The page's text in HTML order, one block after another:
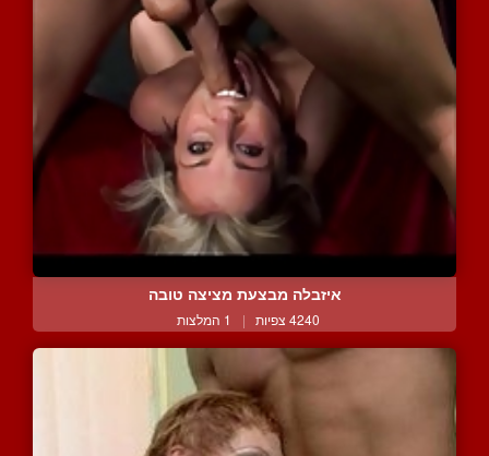
איזבלה מבצעת מציצה טובה
4240 צפיות | 1 המלצות